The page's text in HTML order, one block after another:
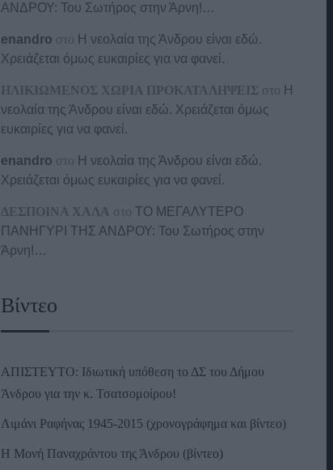
ΑΝΔΡΟΥ: Του Σωτήρος στην Άρνη!…
enandro στο Η νεολαία της Άνδρου είναι εδώ.
Χρειάζεται όμως ευκαιρίες για να φανεί.
ΗΛΙΚΙΩΜΕΝΟΣ ΧΩΡΙΑ ΠΡΟΚΑΤΑΛΗΨΕΙΣ στο Η
νεολαία της Άνδρου είναι εδώ. Χρειάζεται όμως
ευκαιρίες για να φανεί.
enandro στο Η νεολαία της Άνδρου είναι εδώ.
Χρειάζεται όμως ευκαιρίες για να φανεί.
ΔΕΣΠΟΙΝΑ ΧΑΛΑ στοΤΟ ΜΕΓΑΛΥΤΕΡΟ
ΠΑΝΗΓΥΡΙ ΤΗΣ ΑΝΔΡΟΥ: Του Σωτήρος στην
Άρνη!…
Βίντεο
ΑΠΙΣΤΕΥΤΟ: Ιδιωτική υπόθεση το ΔΣ του Δήμου
Άνδρου για την κ. Τσατσομοίρου!
Λιμάνι Ραφήνας 1945-2015 (χρονογράφημα και βίντεο)
Η Μονή Παναχράντου της Άνδρου (βίντεο)